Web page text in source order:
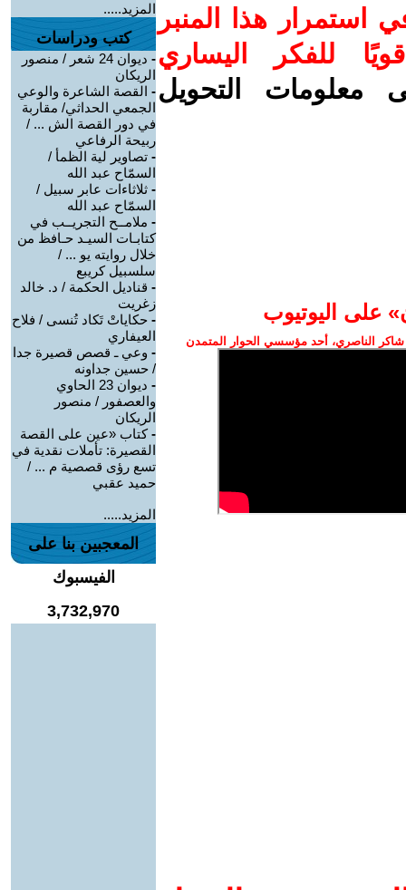
استمرار هذا المنبر
للفكر اليساري
معلومات التحويل
على اليوتيوب
الناصري، أحد مؤسسي الحوار المتمدن
المزيد.....
كتب ودراسات
-
ديوان 24 شعر / منصور
الريكان
- القصة الشاعرة والوعي
الجمعي الحداثي/ مقاربة
في دور القصة الش ... /
ربيحة الرفاعي
- تصاوير لية الظمأ /
السمّاح عبد الله
- ثلاثاءات عابر سبيل /
السمّاح عبد الله
- ملامــح التجريــب في
كتابـات السيـد حـافظ من
خلال روايته يو ... /
سلسبيل كريبع
- قناديل الحكمة / د. خالد
زغريت
- حكاياتْ تَكاد تُنسى / فلاح
العيفاري
- وعي ـ قصص قصيرة جدا
/ حسين جداونه
-
ديوان 23 الحاوي
والعصفور / منصور
الريكان
-كتاب «عين على القصة
القصيرة: تأملات نقدية في
تسع رؤى قصصية م ... /
حميد عقبي
المزيد.....
المعجبين بنا على
الفيسبوك
3,732,970